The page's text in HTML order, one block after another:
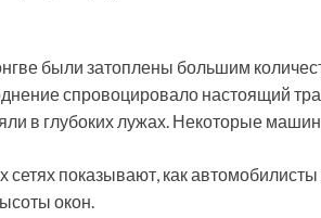
были затоплены большим
спровоцировало настоящий
в глубоких лужах. Некоторые
сетях показывают, как
окон.